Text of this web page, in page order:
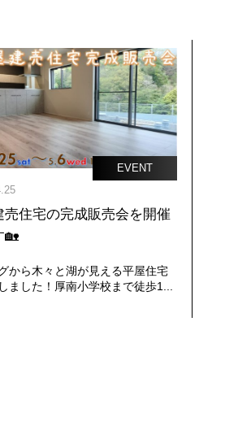
EVENT
売住宅の完成販売会を開催
🏡
から木々と湖が見える平屋住宅
ました！厚南小学校まで徒歩1...